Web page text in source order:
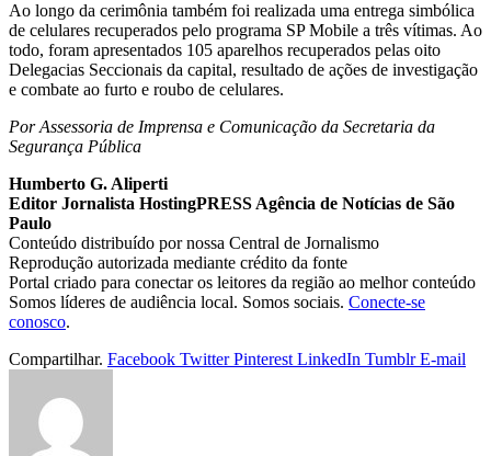
Ao longo da cerimônia também foi realizada uma entrega simbólica
de celulares recuperados pelo programa SP Mobile a três vítimas. Ao
todo, foram apresentados 105 aparelhos recuperados pelas oito
Delegacias Seccionais da capital, resultado de ações de investigação
e combate ao furto e roubo de celulares.
Por Assessoria de Imprensa e Comunicação da Secretaria da
Segurança Pública
Humberto G. Aliperti
Editor Jornalista HostingPRESS Agência de Notícias de São
Paulo
Conteúdo distribuído por nossa Central de Jornalismo
Reprodução autorizada mediante crédito da fonte
Portal criado para conectar os leitores da região ao melhor conteúdo
Somos líderes de audiência local. Somos sociais. Conecte-se
conosco.
Compartilhar. Facebook Twitter Pinterest LinkedIn Tumblr E-mail